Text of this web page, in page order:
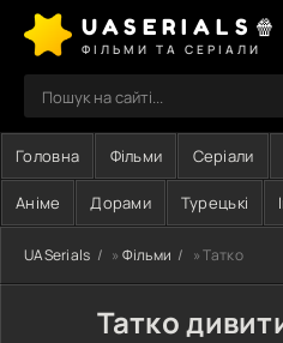
UASERIALS🍿
ФІЛЬМИ ТА СЕРІАЛИ
Головна Фільми Серіали
Аніме Дорами Турецькі
UASerials » Фільми » Татко
Татко